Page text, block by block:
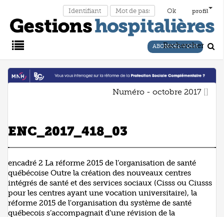
profil
Main
ABONNEZ-VOUS
Rechercher
Numéro - octobre 2017
ENC_2017_418_03
encadré 2 La réforme 2015 de l’organisation de santé
québécoise Outre la création des nouveaux centres
intégrés de santé et des services sociaux (Cisss ou Ciusss
pour les centres ayant une vocation universitaire), la
réforme 2015 de l'organisation du système de santé
québecois s’accompagnait d’une révision de la